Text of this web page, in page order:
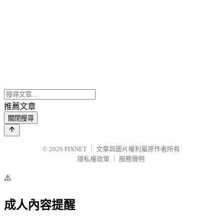
推薦文章
關閉搜尋
© 2026 PIXNET
文章與圖片權利屬原作者所有
隱私權政策
服務聲明
⚠️
成人內容提醒